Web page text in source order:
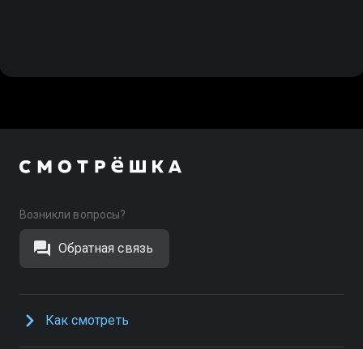
Возникли вопросы?
Обратная связь
Как смотреть